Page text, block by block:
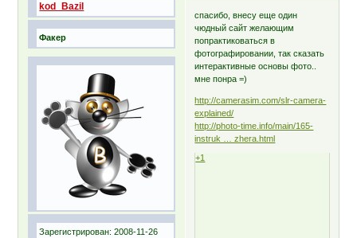
kod_Bazil
Факер
Зарегистрирован: 2008-11-26
спасибо, внесу еще один
чюдный сайт желающим
попрактиковаться в
фотографировании, так сказать
интерактивные основы фото..
мне понра =)
http://camerasim.com/slr-camera-
explained/
http://photo-time.info/main/165-
instruk … zhera.html
+1